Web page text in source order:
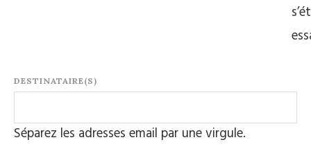
DESTINATAIRE(S)
Séparez les adresses email par une virgule.